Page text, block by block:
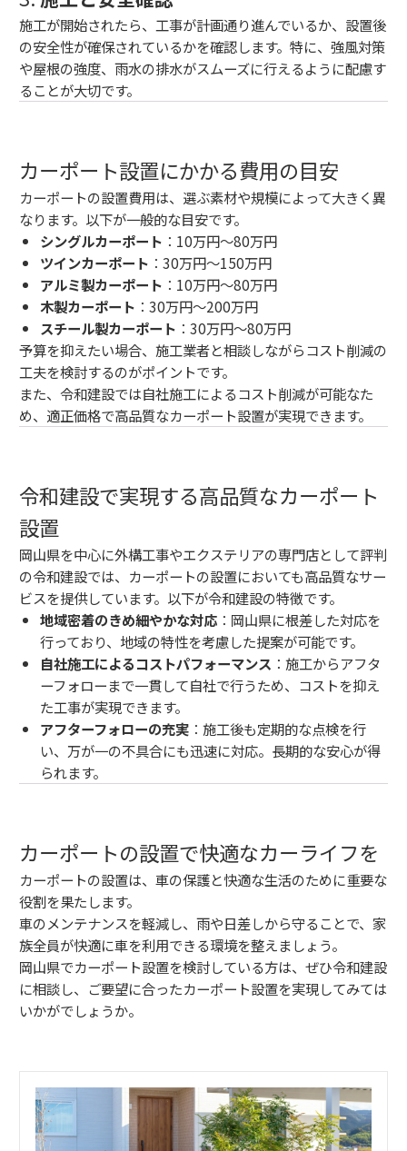
施工が開始されたら、工事が計画通り進んでいるか、設置後
の安全性が確保されているかを確認します。特に、強風対策
や屋根の強度、雨水の排水がスムーズに行えるように配慮す
ることが大切です。
カーポート設置にかかる費用の目安
カーポートの設置費用は、選ぶ素材や規模によって大きく異
なります。以下が一般的な目安です。
シングルカーポート ：10万円～80万円
ツインカーポート ：30万円～150万円
アルミ製カーポート ：10万円～80万円
木製カーポート ：30万円～200万円
スチール製カーポート ：30万円～80万円
予算を抑えたい場合、施工業者と相談しながらコスト削減の
工夫を検討するのがポイントです。
また、令和建設では自社施工によるコスト削減が可能なた
め、適正価格で高品質なカーポート設置が実現できます。
令和建設で実現する高品質なカーポート
設置
岡山県を中心に外構工事やエクステリアの専門店として評判
の令和建設では、カーポートの設置においても高品質なサー
ビスを提供しています。以下が令和建設の特徴です。
地域密着のきめ細やかな対応 ：岡山県に根差した対応を
行っており、地域の特性を考慮した提案が可能です。
自社施工によるコストパフォーマンス ：施工からアフタ
ーフォローまで一貫して自社で行うため、コストを抑え
た工事が実現できます。
アフターフォローの充実 ：施工後も定期的な点検を行
い、万が一の不具合にも迅速に対応。長期的な安心が得
られます。
カーポートの設置で快適なカーライフを
カーポートの設置は、車の保護と快適な生活のために重要な
役割を果たします。
車のメンテナンスを軽減し、雨や日差しから守ることで、家
族全員が快適に車を利用できる環境を整えましょう。
岡山県でカーポート設置を検討している方は、ぜひ令和建設
に相談し、ご要望に合ったカーポート設置を実現してみては
いかがでしょうか。